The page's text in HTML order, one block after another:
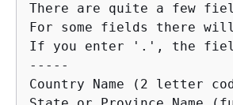
There are quite a few
For some fields there
If you enter '.', the
-----
Country Name (2 letter